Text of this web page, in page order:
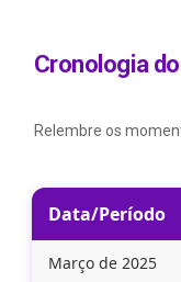
Cronologia
Relembre os
Data/Período
Março de 2025